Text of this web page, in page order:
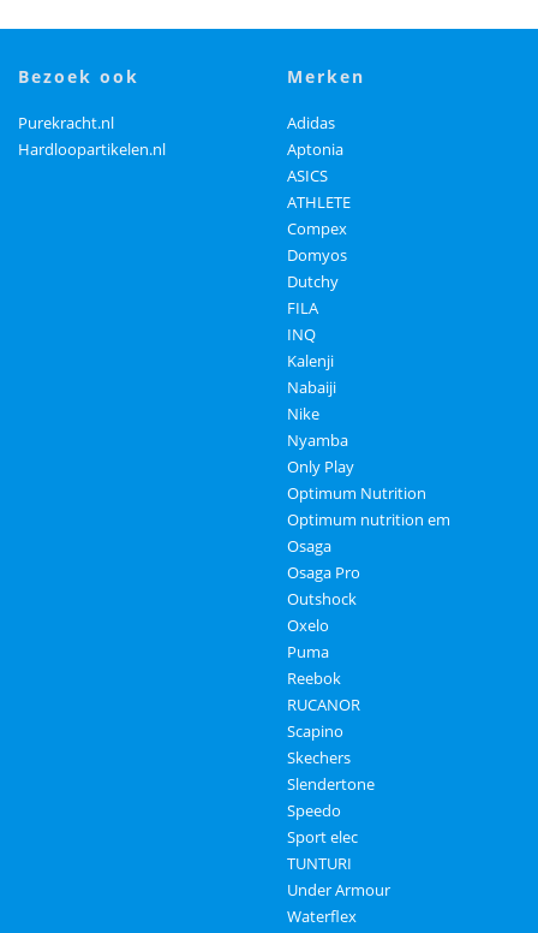
bezoek ook
Purekracht.nl
Hardloopartikelen.nl
merken
Adidas
Aptonia
ASICS
ATHLETE
Compex
Domyos
Dutchy
FILA
INQ
Kalenji
Nabaiji
Nike
Nyamba
Only Play
Optimum Nutrition
Optimum nutrition em
Osaga
Osaga Pro
Outshock
Oxelo
Puma
Reebok
RUCANOR
Scapino
Skechers
Slendertone
Speedo
Sport elec
TUNTURI
Under Armour
Waterflex